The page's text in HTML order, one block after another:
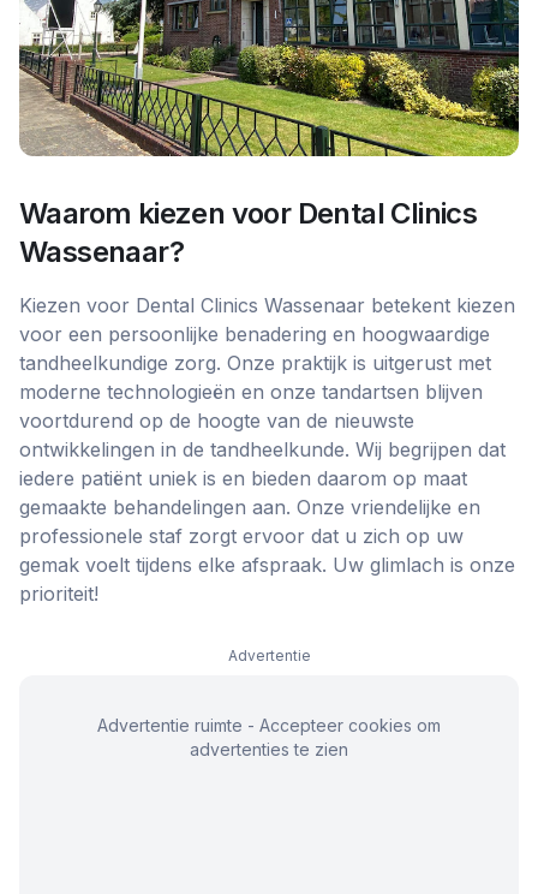
Waarom kiezen voor Dental Clinics
Wassenaar?
Kiezen voor Dental Clinics Wassenaar betekent kiezen
voor een persoonlijke benadering en hoogwaardige
tandheelkundige zorg. Onze praktijk is uitgerust met
moderne technologieën en onze tandartsen blijven
voortdurend op de hoogte van de nieuwste
ontwikkelingen in de tandheelkunde. Wij begrijpen dat
iedere patiënt uniek is en bieden daarom op maat
gemaakte behandelingen aan. Onze vriendelijke en
professionele staf zorgt ervoor dat u zich op uw
gemak voelt tijdens elke afspraak. Uw glimlach is onze
prioriteit!
Advertentie
Advertentie ruimte - Accepteer cookies om
advertenties te zien